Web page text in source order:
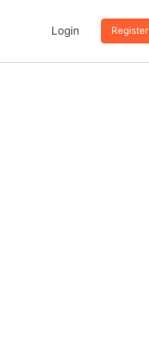
Login Register